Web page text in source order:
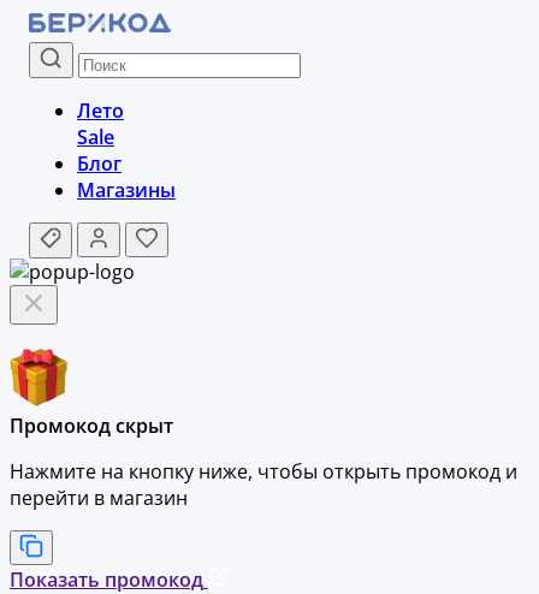
Лето
Sale
Блог
Магазины
Промокод скрыт
Нажмите на кнопку ниже, чтобы открыть промокод и
перейти в магазин
Показать промокод